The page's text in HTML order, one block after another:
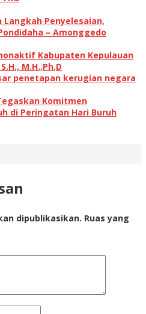
Langkah Penyelesaian,
– Amonggedo
Kabupaten Kepulauan
M.H.,Ph,D
penetapan kerugian negara
Komitmen
di Peringatan Hari Buruh
dipublikasikan. Ruas yang